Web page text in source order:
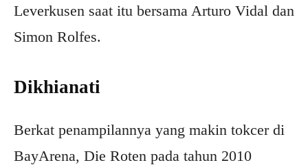
Leverkusen saat itu bersama Arturo Vidal dan
Simon Rolfes.
Dikhianati
Berkat penampilannya yang makin tokcer di
BayArena, Die Roten pada tahun 2010